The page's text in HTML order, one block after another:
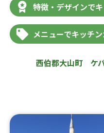
特徴・デザインで
メニューでキッチ
西伯郡大山町 ケ